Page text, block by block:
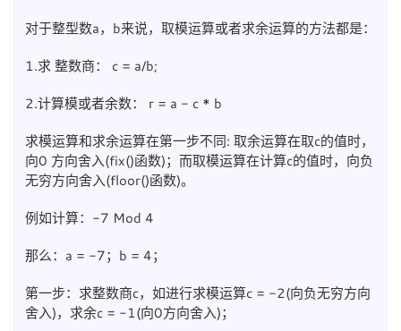
对于整型数a，b来说，取模运算或者求余运算的方法都是：
1.求 整数商： c = a/b;
2.计算模或者余数： r = a - c * b
求模运算和求余运算在第一步不同: 取余运算在取c的值时，
向0 方向舍入(fix()函数)；而取模运算在计算c的值时，向负
无穷方向舍入(floor()函数)。
例如计算：-7 Mod 4
那么：a = -7；b = 4；
第一步：求整数商c，如进行求模运算c = -2(向负无穷方向
舍入)，求余c = -1(向0方向舍入)；